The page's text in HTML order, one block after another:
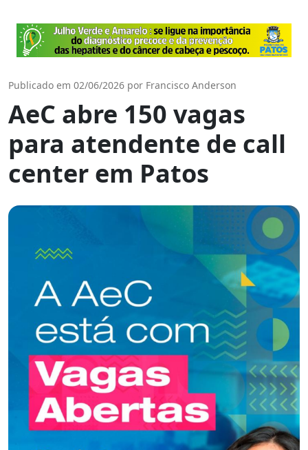
Publicado em 02/06/2026 por Francisco Anderson
AeC abre 150 vagas
para atendente de call
center em Patos